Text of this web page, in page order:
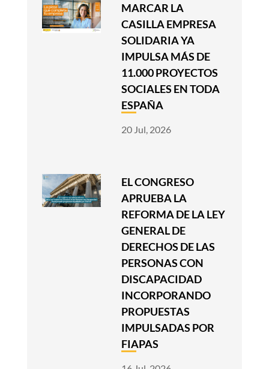
MARCAR LA
CASILLA EMPRESA
SOLIDARIA YA
IMPULSA MÁS DE
11.000 PROYECTOS
SOCIALES EN TODA
ESPAÑA
20 Jul, 2026
EL CONGRESO
APRUEBA LA
REFORMA DE LA LEY
GENERAL DE
DERECHOS DE LAS
PERSONAS CON
DISCAPACIDAD
INCORPORANDO
PROPUESTAS
IMPULSADAS POR
FIAPAS